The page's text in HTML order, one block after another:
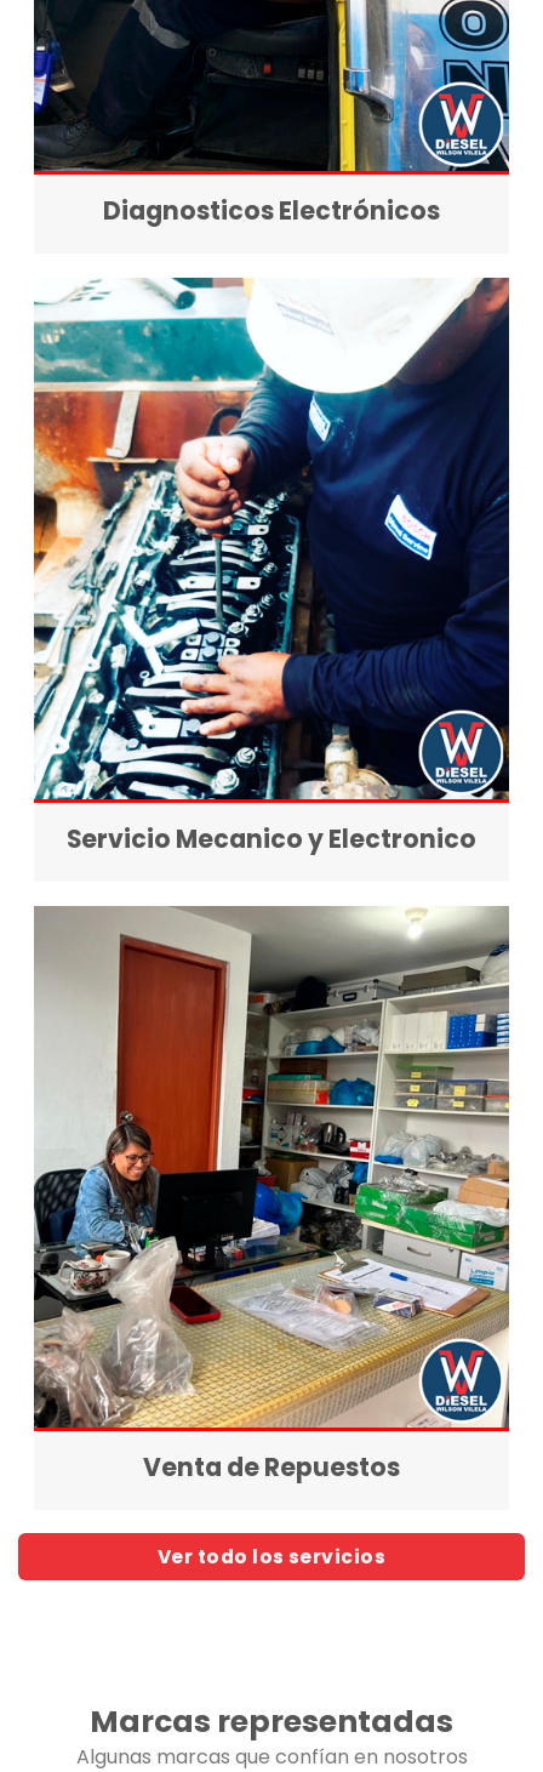
Diagnosticos Electrónicos
Servicio Mecanico y Electronico
Venta de Repuestos
Ver todo los servicios
Marcas representadas
Algunas marcas que confían en nosotros